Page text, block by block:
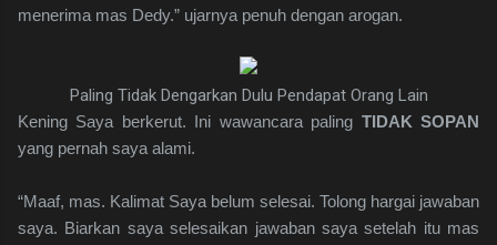
menerima mas Dedy.” ujarnya penuh dengan arogan.
Paling Tidak Dengarkan Dulu Pendapat Orang Lain
Kening Saya berkerut. Ini wawancara paling TIDAK SOPAN
yang pernah saya alami.
“Maaf, mas. Kalimat Saya belum selesai. Tolong hargai jawaban
saya. Biarkan saya selesaikan jawaban saya setelah itu mas